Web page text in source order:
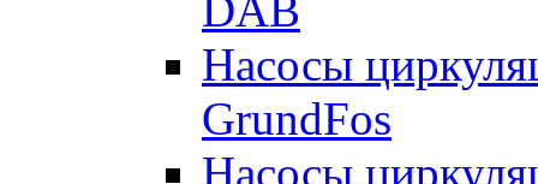
Насосы
GrundFos
Насосы